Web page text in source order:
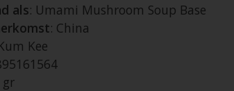
als: Umami Mushroom Soup Base
: China
Kee
gr